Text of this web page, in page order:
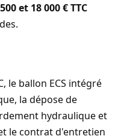
et 18 000 € TTC
le ballon ECS intégré
la dépose de
hydraulique et
le contrat d'entretien